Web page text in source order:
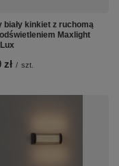
biały kinkiet z ruchomą
Maxlight
zł / szt.